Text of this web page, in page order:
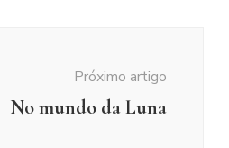
Próximo artigo
No mundo da Luna